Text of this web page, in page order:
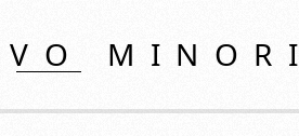
MINORI